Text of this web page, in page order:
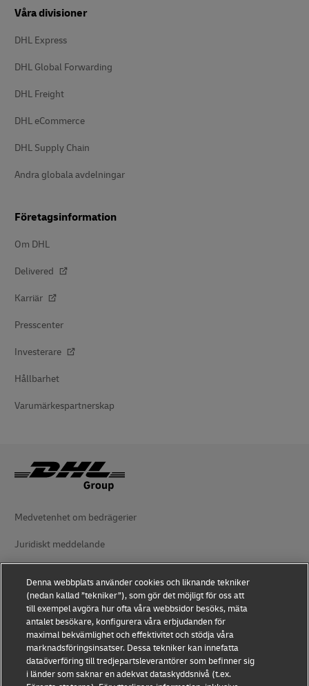
Våra divisioner
DHL Express
DHL Global Forwarding
DHL Freight
DHL eCommerce
DHL Supply Chain
Andra globala avdelningar
Företagsinformation
Om DHL
Delivered
Karriär
Presscenter
Investerare
Hållbarhet
Varumärkespartnerskap
Medvetenhet om bedrägerier
Juridiskt meddelande
Dataskydd
Tillgänglighet
Ytterligare information
Cookieinställningar
Denna webbplats använder cookies och liknande tekniker
(nedan kallad ”tekniker”), som gör det möjligt för oss att
till exempel avgöra hur ofta våra webbsidor besöks, mäta
antalet besökare, konfigurera våra erbjudanden för
maximal bekvämlighet och effektivitet och stödja våra
marknadsföringsinsatser. Dessa tekniker kan innefatta
dataöverföring till tredjepartsleverantörer som befinner sig
i länder som saknar en adekvat dataskyddsnivå (t.ex.